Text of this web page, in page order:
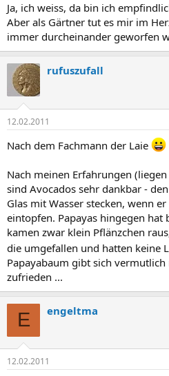
um ganz ehrlich zu sein, habe ich
getrocknet, eingepflanzt und
sind sie dann ganz von allein!
Ja, ich weiss, da bin ich
Aber als Gärtner tut es mir im
immer durcheinander geworfen
rufuszufall
12.02.2011
Nach dem Fachmann der Laie
Nach meinen Erfahrungen
sind Avocados sehr dankbar -
Glas mit Wasser stecken, wenn
eintopfen. Papayas hingegen hat
kamen zwar klein Pflänzchen
die umgefallen und hatten keine
Papayabaum gibt sich
zufrieden ...
E engeltma
12.02.2011